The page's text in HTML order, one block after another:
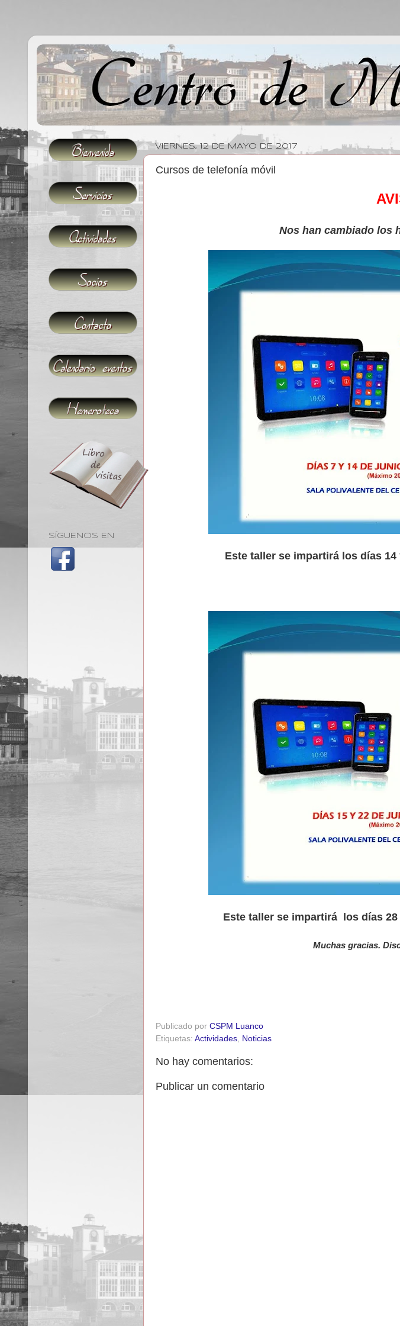
VIERNES, 12 DE MAYO DE 2017
Cursos de telefonía móvil
Nos han cambiado los
Este taller se impartirá los días
Este taller se impartirá los días
Muchas gracias.
Publicado por CSPM Luanco
Etiquetas: Actividades, Noticias
No hay comentarios:
Publicar un comentario
SÍGUENOS EN